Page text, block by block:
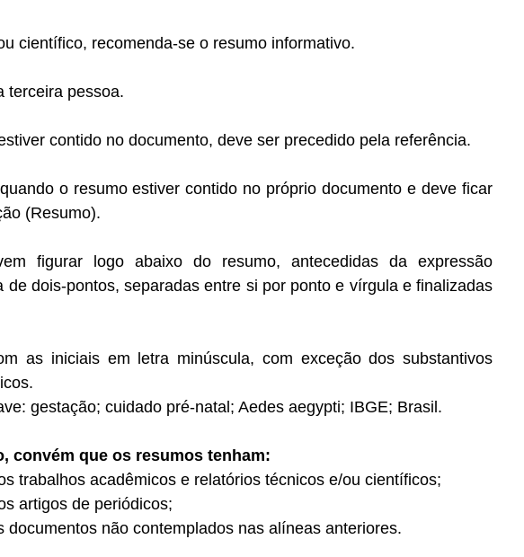
científico, recomenda-se o resumo informativo.
terceira pessoa.
contido no documento, deve ser precedido pela referência.
o resumo estiver contido no próprio documento e deve ficar
(Resumo).
figurar logo abaixo do resumo, antecedidas da expressão
de dois-pontos, separadas entre si por ponto e vírgula e finalizadas
as iniciais em letra minúscula, com exceção dos substantivos
gestação; cuidado pré-natal; Aedes aegypti; IBGE; Brasil.
convém que os resumos tenham:
trabalhos acadêmicos e relatórios técnicos e/ou científicos;
artigos de periódicos;
documentos não contemplados nas alíneas anteriores.